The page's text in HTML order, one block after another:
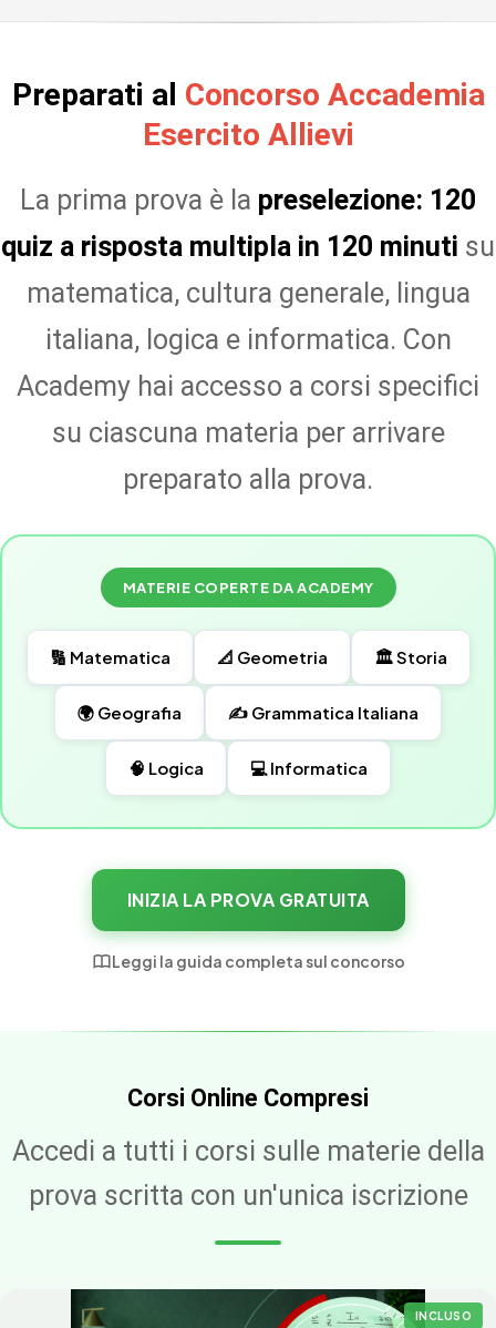
Preparati al Concorso Accademia
Esercito Allievi
La prima prova è la preselezione: 120
quiz a risposta multipla in 120 minuti su
matematica, cultura generale, lingua
italiana, logica e informatica. Con
Academy hai accesso a corsi specifici
su ciascuna materia per arrivare
preparato alla prova.
MATERIE COPERTE DA ACADEMY
🔢 Matematica 📐 Geometria 🏛️ Storia
🌍 Geografia ✍️ Grammatica Italiana
🧠 Logica 💻 Informatica
INIZIA LA PROVA GRATUITA
Leggi la guida completa sul concorso
Corsi Online Compresi
Accedi a tutti i corsi sulle materie della
prova scritta con un'unica iscrizione
INCLUSO